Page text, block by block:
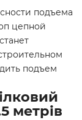
подъема
цепной
подъем
метрів